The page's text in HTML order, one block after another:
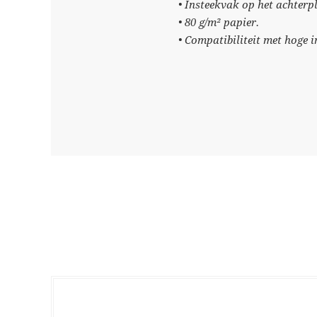
• Insteekvak op het
• 80 g/m² papier.
• Compatibiliteit met hoge